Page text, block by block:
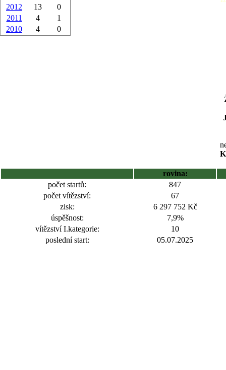
2012
13
0
2011
4
1
2010
4 0
rovina:
počet startů:
847
počet vítězství:
67
zisk:
6 297 752 Kč
úspěšnost:
7,9%
vítězství I.kategorie:
10
poslední start:
05.07.2025